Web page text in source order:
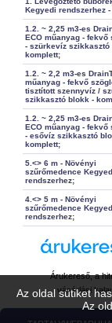
Az oldal sütiket
Az
Kegyedi rendszerhez
1.2. ~ 2,25 m3-es
ECO műanyag - fekvő
- szürkevíz szikkasztó
komplett;
1.2. ~ 2,2 m3-es
műanyag - fekvő
tisztított szennyvíz /
szikkasztó blokk -
1.2. ~ 2,25 m3-es
ECO műanyag - fekvő
- esővíz szikkasztó
komplett;
5.<> 6 m - Növényi
szűrőmedence
rendszerhez;
4.<> 5 m - Növényi
szűrőmedence
rendszerhez;
Árukereső, a
vásárlási